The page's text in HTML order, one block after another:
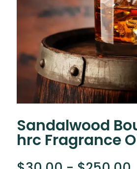
Sandalwood
hrc Fragrance